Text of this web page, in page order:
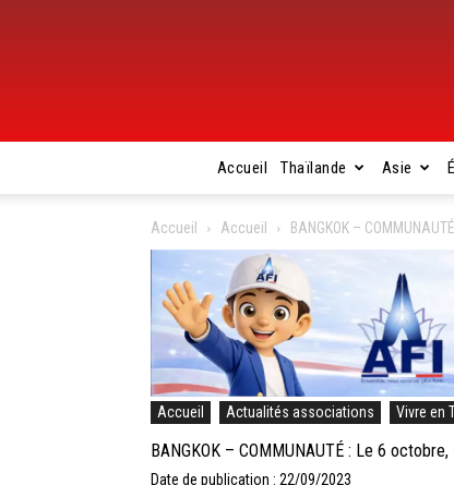
Accueil Thaïlande Asie
Accueil Accueil BANGKOK –
Accueil Actualités associations Vivre en
BANGKOK – COMMUNAUTÉ : Le 6
Date de publication : 22/09/2023